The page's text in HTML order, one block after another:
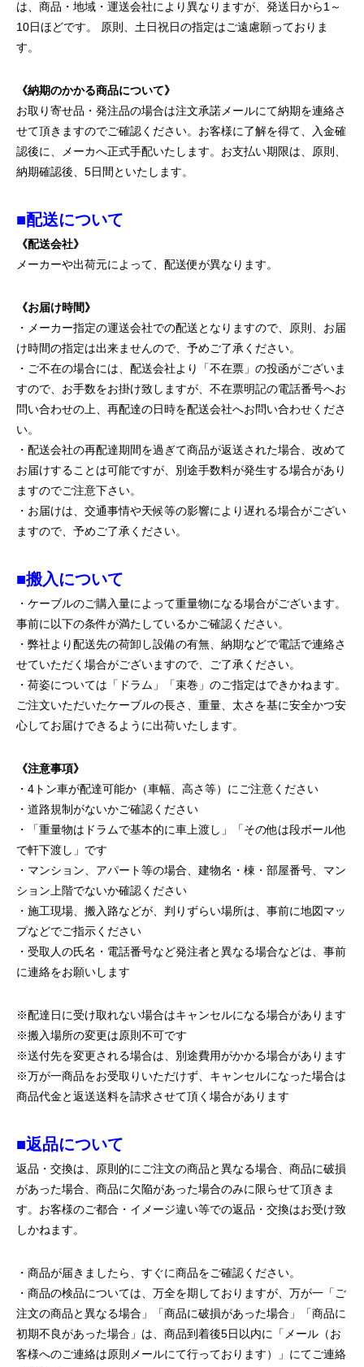
は、商品・地域・運送会社により異なりますが、発送日から1～
10日ほどです。 原則、土日祝日の指定はご遠慮願っておりま
す。
《納期のかかる商品について》
お取り寄せ品・発注品の場合は注文承諾メールにて納期を連絡さ
せて頂きますのでご確認ください。お客様に了解を得て、入金確
認後に、メーカへ正式手配いたします。お支払い期限は、原則、
納期確認後、5日間といたします。
■配送について
《配送会社》
メーカーや出荷元によって、配送便が異なります。
《お届け時間》
・メーカー指定の運送会社での配送となりますので、原則、お届
け時間の指定は出来ませんので、予めご了承ください。
・ご不在の場合には、配送会社より「不在票」の投函がございま
すので、お手数をお掛け致しますが、不在票明記の電話番号へお
問い合わせの上、再配達の日時を配送会社へお問い合わせくださ
い。
・配送会社の再配達期間を過ぎて商品が返送された場合、改めて
お届けすることは可能ですが、別途手数料が発生する場合があり
ますのでご注意下さい。
・お届けは、交通事情や天候等の影響により遅れる場合がござい
ますので、予めご了承ください。
■搬入について
・ケーブルのご購入量によって重量物になる場合がございます。
事前に以下の条件が満たしているかご確認ください。
・弊社より配送先の荷卸し設備の有無、納期などで電話で連絡さ
せていただく場合がございますので、ご了承ください。
・荷姿については「ドラム」「束巻」のご指定はできかねます。
ご注文いただいたケーブルの長さ、重量、太さを基に安全かつ安
心してお届けできるように出荷いたします。
《注意事項》
・4トン車が配達可能か（車幅、高さ等）にご注意ください
・道路規制がないかご確認ください
・「重量物はドラムで基本的に車上渡し」「その他は段ボール他
で軒下渡し」です
・マンション、アパート等の場合、建物名・棟・部屋番号、マン
ション上階でないか確認ください
・施工現場、搬入路などが、判りずらい場所は、事前に地図マッ
プなどでご指示ください
・受取人の氏名・電話番号など発注者と異なる場合などは、事前
に連絡をお願いします
※配達日に受け取れない場合はキャンセルになる場合があります
※搬入場所の変更は原則不可です
※送付先を変更される場合は、別途費用がかかる場合があります
※万が一商品をお受取りいただけず、キャンセルになった場合は
商品代金と返送送料を請求させて頂く場合があります
■返品について
返品・交換は、原則的にご注文の商品と異なる場合、商品に破損
があった場合、商品に欠陥があった場合のみに限らせて頂きま
す。お客様のご都合・イメージ違い等での返品・交換はお受け致
しかねます。
・商品が届きましたら、すぐに商品をご確認ください。
・商品の検品については、万全を期しておりますが、万が一「ご
注文の商品と異なる場合」「商品に破損があった場合」「商品に
初期不良があった場合」は、商品到着後5日以内に「メール（お
客様へのご連絡は原則メールにて行っております）」にてご連絡